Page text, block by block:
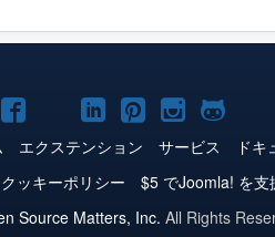
Joomla!
Facebook
Joomla!
YouTube
Joomla!
LinkedIn
Joomla!
Pinterest
Joomla!
エクステンション サービス ドキ
クッキーポリシー $5 でJoomla! を支
Source Matters, Inc. All Rights